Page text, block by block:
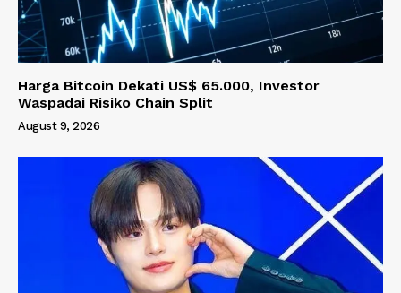
Harga Bitcoin Dekati US$ 65.000, Investor
Waspadai Risiko Chain Split
August 9, 2026